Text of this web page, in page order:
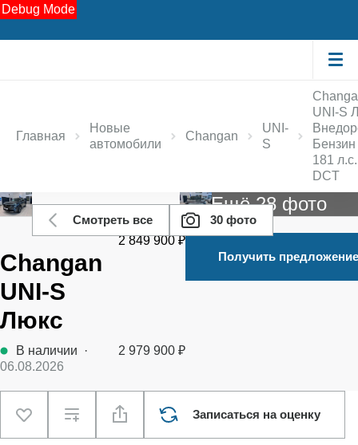
Debug Mode
Главная
Новые
автомобили
Changan
UNI-
S
UNI-S
181
DCT
Смотреть все 30 фото
Ещё 28 фото
Changan
UNI-S
Люкс
2 849 900 ₽
В наличии ·
06.08.2026
2 979 900 ₽
Получить предложение
Записаться на оценку